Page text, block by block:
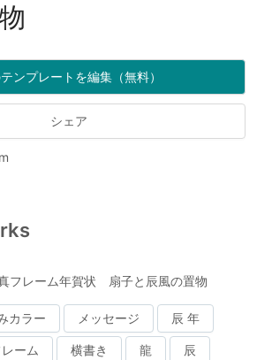
ンプレートを編集（無料）
シェア
フレーム年賀状 扇子と辰風の置物
カラー メッセージ 辰 年
ーム 横書き 龍 辰